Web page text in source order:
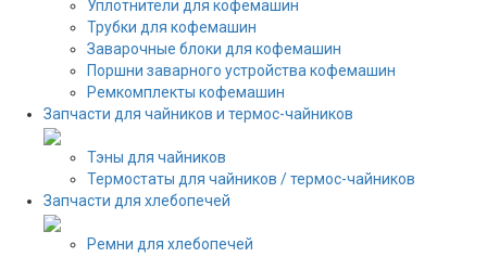
Уплотнители для кофемашин
Трубки для кофемашин
Заварочные блоки для кофемашин
Поршни заварного устройства кофемашин
Ремкомплекты кофемашин
Запчасти для чайников и термос-чайников
Тэны для чайников
Термостаты для чайников / термос-чайников
Запчасти для хлебопечей
Ремни для хлебопечей